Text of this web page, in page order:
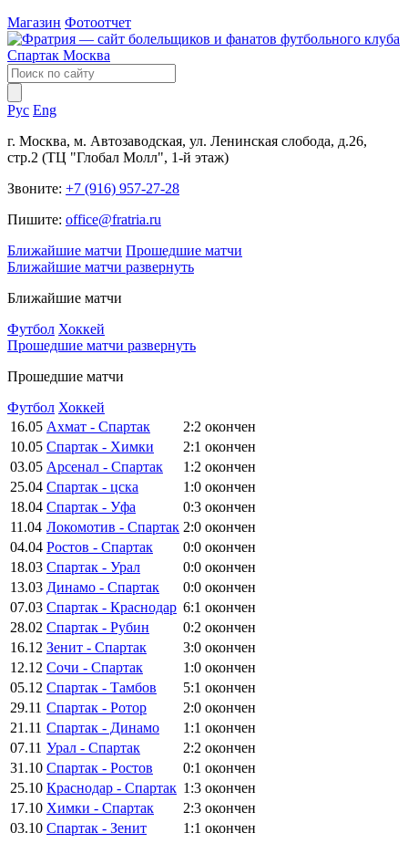
Магазин Фотоотчет
Рус Eng
г. Москва, м. Автозаводская, ул. Ленинская слобода, д.26,
стр.2 (ТЦ "Глобал Молл", 1-й этаж)
Звоните: +7 (916) 957-27-28
Пишите: office@fratria.ru
Ближайшие матчи Прошедшие матчи
Ближайшие матчи развернуть
Ближайшие матчи
Футбол Хоккей
Прошедшие матчи развернуть
Прошедшие матчи
Футбол Хоккей
16.05 Ахмат - Спартак 2:2 окончен
10.05 Спартак - Химки 2:1 окончен
03.05 Арсенал - Спартак 1:2 окончен
25.04 Спартак - цска 1:0 окончен
18.04 Спартак - Уфа 0:3 окончен
11.04 Локомотив - Спартак 2:0 окончен
04.04 Ростов - Спартак 0:0 окончен
18.03 Спартак - Урал 0:0 окончен
13.03 Динамо - Спартак 0:0 окончен
07.03 Спартак - Краснодар 6:1 окончен
28.02 Спартак - Рубин 0:2 окончен
16.12 Зенит - Спартак 3:0 окончен
12.12 Сочи - Спартак 1:0 окончен
05.12 Спартак - Тамбов 5:1 окончен
29.11 Спартак - Ротор 2:0 окончен
21.11 Спартак - Динамо 1:1 окончен
07.11 Урал - Спартак 2:2 окончен
31.10 Спартак - Ростов 0:1 окончен
25.10 Краснодар - Спартак 1:3 окончен
17.10 Химки - Спартак 2:3 окончен
03.10 Спартак - Зенит 1:1 окончен